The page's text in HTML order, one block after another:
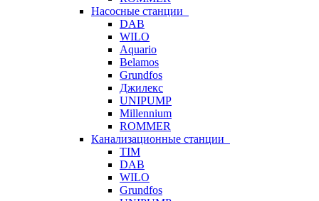
Насосные станции
DAB
WILO
Aquario
Belamos
Grundfos
Джилекс
UNIPUMP
Millennium
ROMMER
Канализационные станции
TIM
DAB
WILO
Grundfos